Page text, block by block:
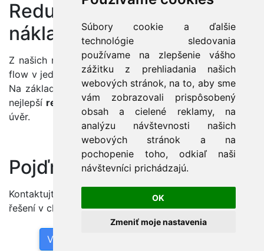
Súbory cookie a ďalšie
technológie sledovania
používame na zlepšenie vášho
zážitku z prehliadania našich
webových stránok, na to, aby sme
vám zobrazovali prispôsobený
obsah a cielené reklamy, na
analýzu návštevnosti našich
webových stránok a na
pochopenie toho, odkiaľ naši
návštevníci prichádzajú.
OK
Zmeniť moje nastavenia
Redukování firemních
nákladů
Z našich nástrojů BI lze přehledně vidět firemní cash-
flow v jednotlivých měsících
v jednoduché vizualizaci
Na základě takové vizualizace je možné zjistit, kdy je
nejlepší redukovat firemní náklady
a například. vzít si
úvěr.
Pojďme si o tom promluvit
Kontaktujte nás a společně vyrobíme návrh vašeho BI
řešení v cloudu přesně pro Vaši firmu na míru.
VÍCE INFORMACÍ NEBO OBJEDNAT ->